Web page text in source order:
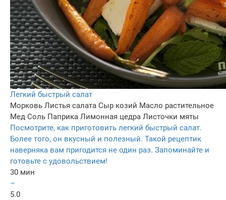
Легкий быстрый салат
Морковь Листья салата Сыр козий Масло растительное
Мед Соль Паприка Лимонная цедра Листочки мяты
Посмотрите, как приготовить легкий быстрый салат.
Более того, он вкусный и полезный. Такой рецептик
наверняка вам пригодится не один раз. Запоминайте и
готовьте с удовольствием!
30 мин
–
5.0